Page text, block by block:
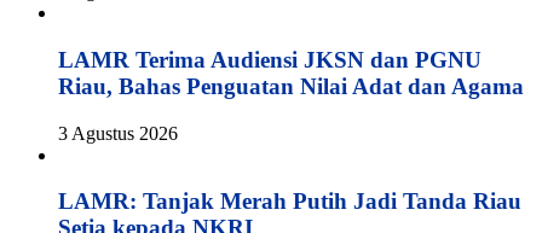
LAMR Terima Audiensi JKSN dan PGNU
Riau, Bahas Penguatan Nilai Adat dan Agama
3 Agustus 2026
LAMR: Tanjak Merah Putih Jadi Tanda Riau